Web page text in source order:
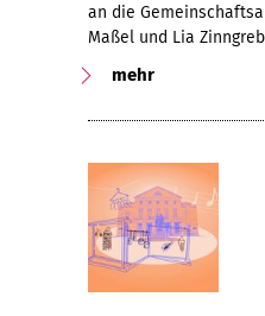
an die
Maßel und Lia
mehr